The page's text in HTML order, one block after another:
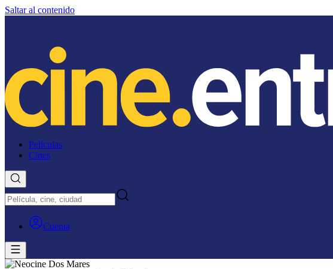
Saltar al contenido
Películas
Cines
Cuenta